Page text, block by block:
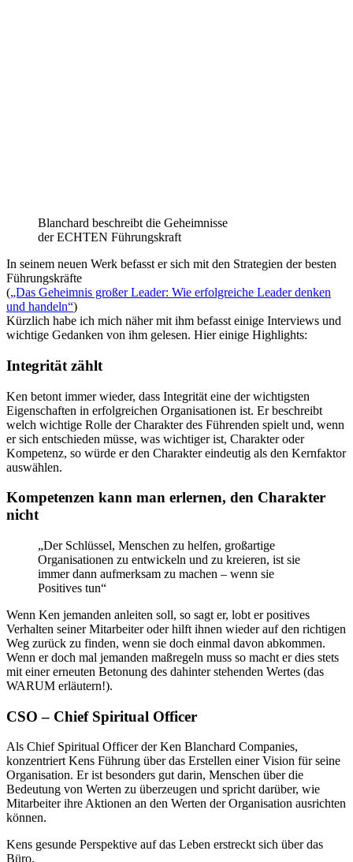
Blanchard beschreibt die Geheimnisse
der ECHTEN Führungskraft
In seinem neuen Werk befasst er sich mit den Strategien der besten
Führungskräfte
(„Das Geheimnis großer Leader: Wie erfolgreiche Leader denken
und handeln“)
Kürzlich habe ich mich näher mit ihm befasst einige Interviews und
wichtige Gedanken von ihm gelesen. Hier einige Highlights:
Integrität zählt
Ken betont immer wieder, dass Integrität eine der wichtigsten
Eigenschaften in erfolgreichen Organisationen ist. Er beschreibt
welch wichtige Rolle der Charakter des Führenden spielt und, wenn
er sich entschieden müsse, was wichtiger ist, Charakter oder
Kompetenz, so würde er den Charakter eindeutig als den Kernfaktor
auswählen.
Kompetenzen kann man erlernen, den Charakter
nicht
„Der Schlüssel, Menschen zu helfen, großartige
Organisationen zu entwickeln und zu kreieren, ist sie
immer dann aufmerksam zu machen – wenn sie
Positives tun“
Wenn Ken jemanden anleiten soll, so sagt er, lobt er positives
Verhalten seiner Mitarbeiter oder hilft ihnen wieder auf den richtigen
Weg zurück zu finden, wenn sie doch einmal davon abkommen.
Wenn er doch mal jemanden maßregeln muss so macht er dies stets
mit einer erneuten Betonung des dahinter stehenden Wertes (das
WARUM erläutern!).
CSO – Chief Spiritual Officer
Als Chief Spiritual Officer der Ken Blanchard Companies,
konzentriert Kens Führung über das Erstellen einer Vision für seine
Organisation. Er ist besonders gut darin, Menschen über die
Bedeutung von Werten zu überzeugen und spricht darüber, wie
Mitarbeiter ihre Aktionen an den Werten der Organisation ausrichten
können.
Kens gesunde Perspektive auf das Leben erstreckt sich über das
Büro.